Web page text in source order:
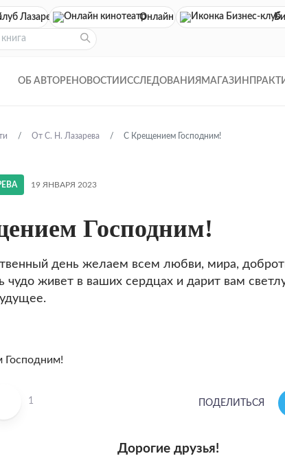
Лазарева Онлайн кинотеатр
ОБ АВТОРЕ НОВОСТИ ИССЛЕДОВАНИЯ МАГАЗИН
От С. Н. Лазарева С Крещением Господним!
19 ЯНВАРЯ 2023
Господним!
день желаем всем любви, мира,
чудо живет в ваших сердцах и дарит вам
1 ПОДЕЛИТЬСЯ
Дорогие друзья!